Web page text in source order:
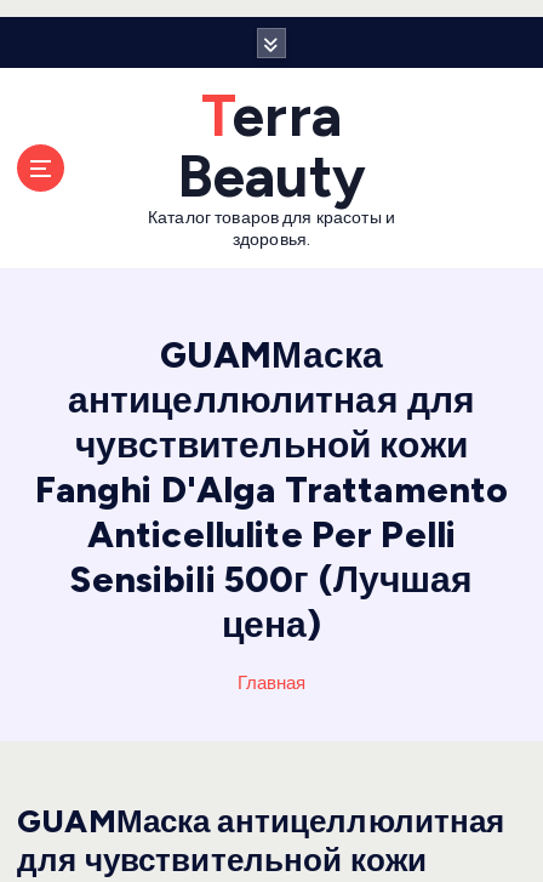
Terra
Beauty
Каталог товаров для красоты и
здоровья.
GUAMМаска
антицеллюлитная для
чувствительной кожи
Fanghi D'Alga Trattamento
Anticellulite Per Pelli
Sensibili 500г (Лучшая
цена)
Главная
GUAMМаска антицеллюлитная
для чувствительной кожи